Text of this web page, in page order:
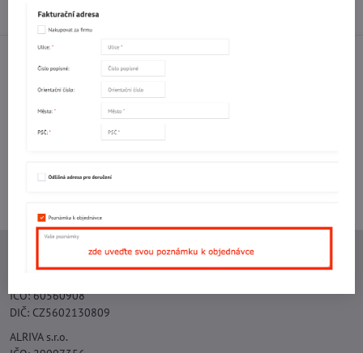
Diskuse 0
Facebook TwitterBluesky
Potřebujete poradit s objednávkou?
Kontaktujte nás:
+420 577 523 563
Ing. Vojtěch Lečbych - IVL
IČO: 60560908
DIČ: CZ5602130809
ALRIVA s.r.o.